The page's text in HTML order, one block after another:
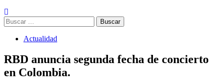
Buscar:
Actualidad
RBD anuncia segunda fecha de concierto
en Colombia.